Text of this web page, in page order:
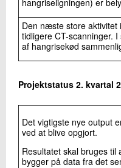
Den næste store
tidligere CT-scanninger.
af hangrisekød
Projektstatus 2. kvartal
Det vigtigste nye output
ved at blive opgjort.
Resultatet skal bruges
bygger på data fra det